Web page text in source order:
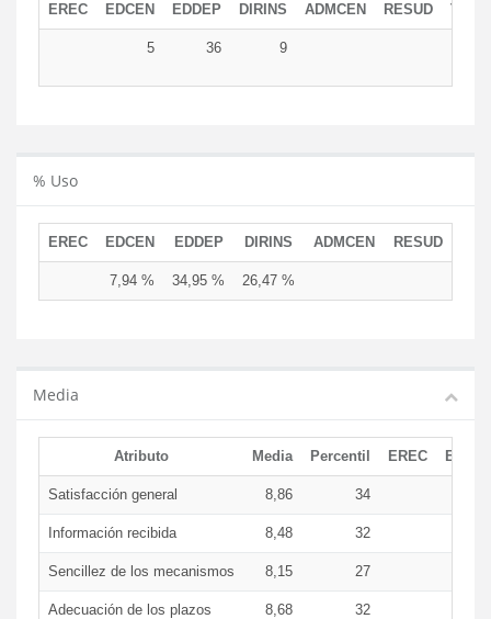
EREC EDCEN EDDEP DIRINS ADMCEN RESUD
5 36 9
% Uso
EREC EDCEN EDDEP DIRINS ADMCEN RESUD
7,94 % 34,95 % 26,47 %
Media
Atributo Media Percentil EREC
Satisfacción general 8,86 34
Información recibida 8,48 32
Sencillez de los mecanismos 8,15 27
Adecuación de los plazos 8,68 32